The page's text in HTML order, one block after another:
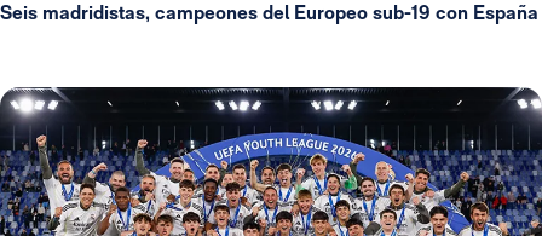
Seis madridistas, campeones del Europeo sub-19 con España